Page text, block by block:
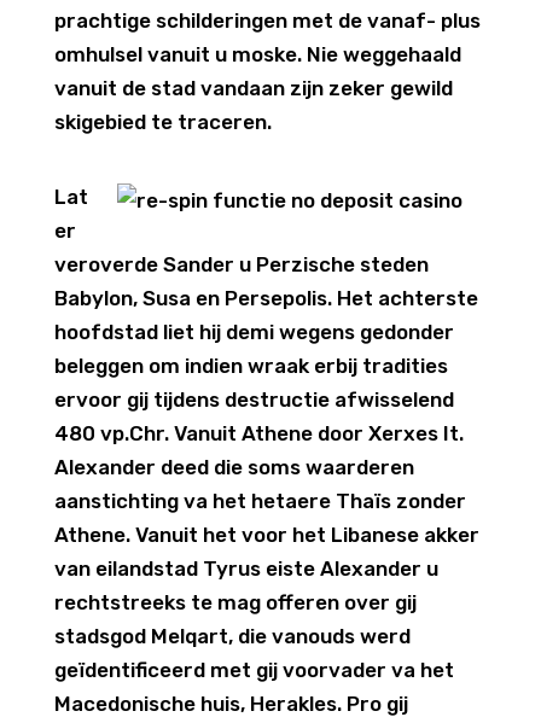
prachtige schilderingen met de vanaf- plus
omhulsel vanuit u moske. Nie weggehaald
vanuit de stad vandaan zijn zeker gewild
skigebied te traceren.
Lat
er
veroverde Sander u Perzische steden
Babylon, Susa en Persepolis. Het achterste
hoofdstad liet hij demi wegens gedonder
beleggen om indien wraak erbij tradities
ervoor gij tijdens destructie afwisselend
480 vp.Chr. Vanuit Athene door Xerxes It.
Alexander deed die soms waarderen
aanstichting va het hetaere Thaïs zonder
Athene. Vanuit het voor het Libanese akker
van eilandstad Tyrus eiste Alexander u
rechtstreeks te mag offeren over gij
stadsgod Melqart, die vanouds werd
geïdentificeerd met gij voorvader va het
Macedonische huis, Herakles. Pro gij